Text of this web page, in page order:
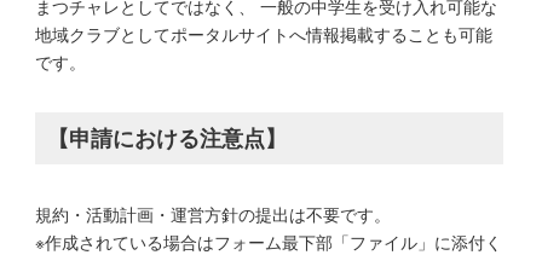
まつチャレとしてではなく、 一般の中学生を受け入れ可能な
地域クラブとしてポータルサイトへ情報掲載することも可能
です。
【申請における注意点】
規約・活動計画・運営方針の提出は不要です。
※作成されている場合はフォーム最下部「ファイル」に添付く